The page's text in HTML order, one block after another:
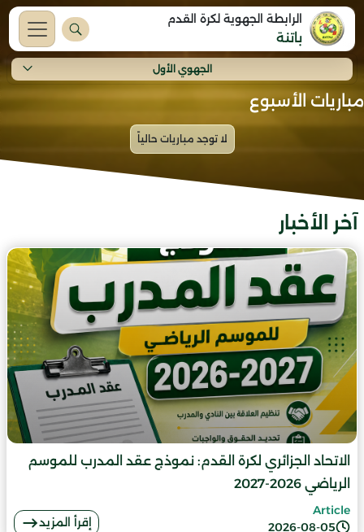
الرابطة الجهوية لكرة القدم
باتنة
الجهوي الأول
مباريات الأسبوع
آخر الأخبار
الاتحاد الجزائري لكرة القدم: نموذج عقد المدرب للموسم
الرياضي 2026-2027
2026-08-05
Article
إقرأ المزيد